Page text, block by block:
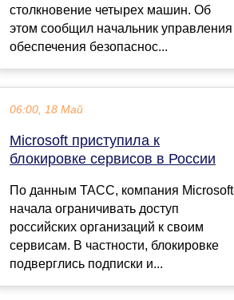
столкновение четырех машин. Об
этом сообщил начальник управления
обеспечения безопаснос...
06:00, 18 Май
Microsoft приступила к
блокировке сервисов в России
По данным ТАСС, компания Microsoft
начала ограничивать доступ
российских организаций к своим
сервисам. В частности, блокировке
подверглись подписки и...